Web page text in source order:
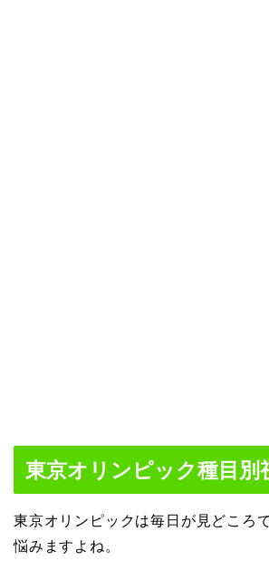
東京オリンピック種目別
東京オリンピックは毎日が見どころ
悩みますよね。